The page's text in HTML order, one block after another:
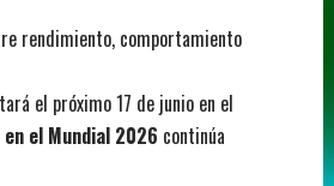
rendimiento, comportamiento
el próximo 17 de junio en el
el Mundial 2026 continúa